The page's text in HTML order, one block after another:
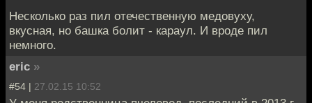
Несколько раз пил отечественную медовуху,
вкусная, но башка болит - караул. И вроде пил
немного.
eric »
#54 | 27.02.15 10:52